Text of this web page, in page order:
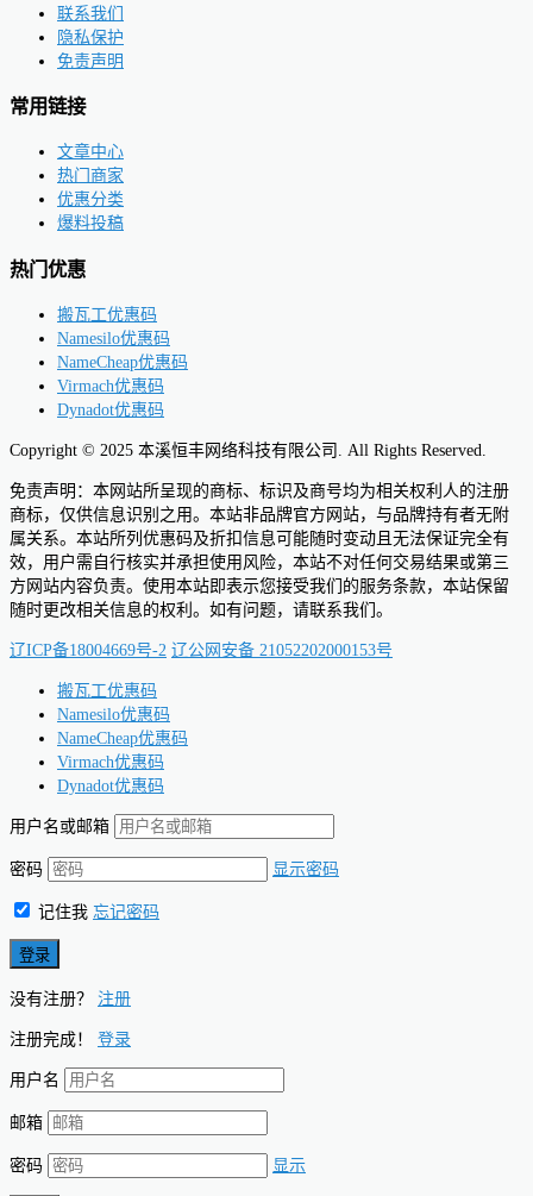
联系我们
隐私保护
免责声明
常用链接
文章中心
热门商家
优惠分类
爆料投稿
热门优惠
搬瓦工优惠码
Namesilo优惠码
NameCheap优惠码
Virmach优惠码
Dynadot优惠码
Copyright © 2025 本溪恒丰网络科技有限公司. All Rights Reserved.
免责声明：本网站所呈现的商标、标识及商号均为相关权利人的注册
商标，仅供信息识别之用。本站非品牌官方网站，与品牌持有者无附
属关系。本站所列优惠码及折扣信息可能随时变动且无法保证完全有
效，用户需自行核实并承担使用风险，本站不对任何交易结果或第三
方网站内容负责。使用本站即表示您接受我们的服务条款，本站保留
随时更改相关信息的权利。如有问题，请联系我们。
辽ICP备18004669号-2 辽公网安备 21052202000153号
搬瓦工优惠码
Namesilo优惠码
NameCheap优惠码
Virmach优惠码
Dynadot优惠码
用户名或邮箱
密码 显示密码
记住我 忘记密码
没有注册？ 注册
注册完成！ 登录
用户名
邮箱
密码 显示